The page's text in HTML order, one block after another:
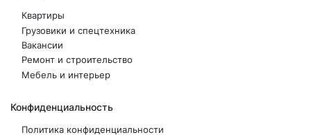
Квартиры
Грузовики и спецтехника
Вакансии
Ремонт и строительство
Мебель и интерьер
Конфиденциальность
Политика конфиденциальности